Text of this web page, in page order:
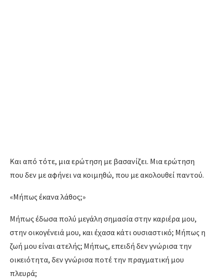
Και από τότε, μια ερώτηση με βασανίζει. Μια ερώτηση
που δεν με αφήνει να κοιμηθώ, που με ακολουθεί παντού.
«Μήπως έκανα λάθος;»
Μήπως έδωσα πολύ μεγάλη σημασία στην καριέρα μου,
στην οικογένειά μου, και έχασα κάτι ουσιαστικό; Μήπως η
ζωή μου είναι ατελής; Μήπως, επειδή δεν γνώρισα την
οικειότητα, δεν γνώρισα ποτέ την πραγματική μου
πλευρά;